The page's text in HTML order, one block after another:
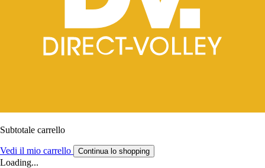
Subtotale carrello
Vedi il mio carrello Continua lo shopping
Loading...